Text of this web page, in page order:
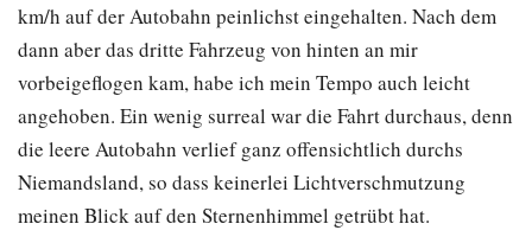
km/h auf der Autobahn peinlichst eingehalten. Nach dem
dann aber das dritte Fahrzeug von hinten an mir
vorbeigeflogen kam, habe ich mein Tempo auch leicht
angehoben. Ein wenig surreal war die Fahrt durchaus, denn
die leere Autobahn verlief ganz offensichtlich durchs
Niemandsland, so dass keinerlei Lichtverschmutzung
meinen Blick auf den Sternenhimmel getrübt hat.